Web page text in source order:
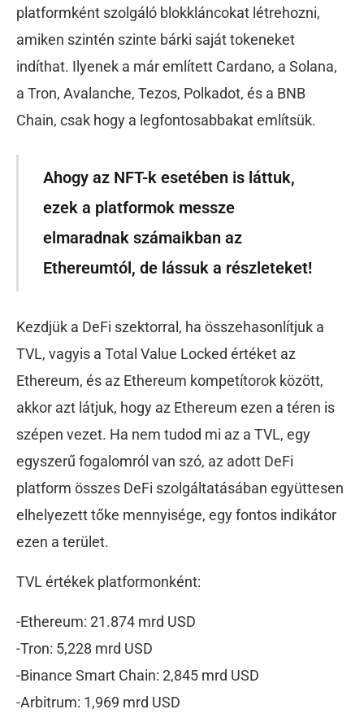
platformként szolgáló blokkláncokat létrehozni,
amiken szintén szinte bárki saját tokeneket
indíthat. Ilyenek a már említett Cardano, a Solana,
a Tron, Avalanche, Tezos, Polkadot, és a BNB
Chain, csak hogy a legfontosabbakat említsük.
Ahogy az NFT-k esetében is láttuk,
ezek a platformok messze
elmaradnak számaikban az
Ethereumtól, de lássuk a részleteket!
Kezdjük a DeFi szektorral, ha összehasonlítjuk a
TVL, vagyis a Total Value Locked értéket az
Ethereum, és az Ethereum kompetítorok között,
akkor azt látjuk, hogy az Ethereum ezen a téren is
szépen vezet. Ha nem tudod mi az a TVL, egy
egyszerű fogalomról van szó, az adott DeFi
platform összes DeFi szolgáltatásában együttesen
elhelyezett tőke mennyisége, egy fontos indikátor
ezen a terület.
TVL értékek platformonként:
-Ethereum: 21.874 mrd USD
-Tron: 5,228 mrd USD
-Binance Smart Chain: 2,845 mrd USD
-Arbitrum: 1,969 mrd USD